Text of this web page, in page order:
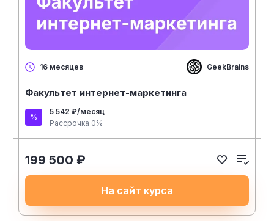
16 месяцев GeekBrains
Факультет интернет-маркетинга
5 542 ₽/месяц
Рассрочка 0%
199 500 ₽
На сайт курса